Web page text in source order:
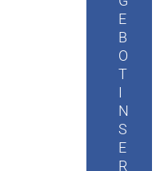
E
B
O
T
I
N
S
E
R